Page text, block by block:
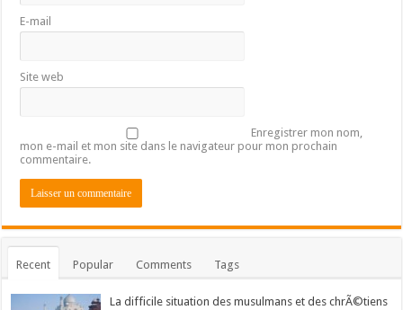
E-mail
Site web
Enregistrer mon nom,
mon e-mail et mon site dans le navigateur pour mon prochain
commentaire.
Recent Popular Comments Tags
La difficile situation des musulmans et des chrÃ©tiens